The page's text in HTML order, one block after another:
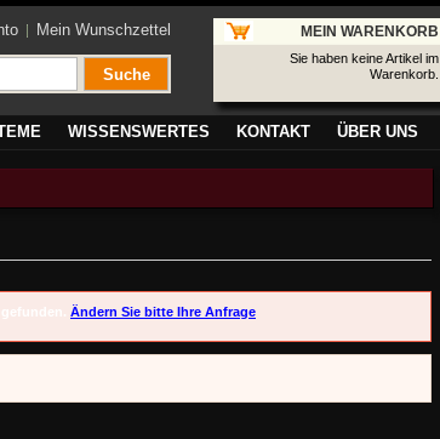
Mein Wunschzettel
Suche
MEIN WARENKORB
Sie haben keine Artikel im
Warenkorb.
WISSENSWERTES KONTAKT ÜBER UNS
Ändern Sie bitte Ihre Anfrage